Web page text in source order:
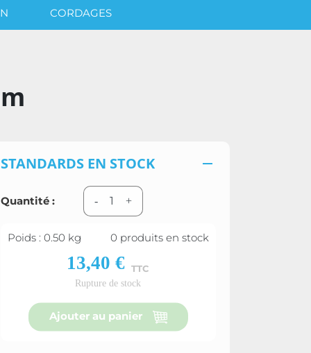
CORDAGES
STANDARDS EN STOCK 
Quantité : - +
Poids : 0.50 kg 0 produits en stock
13,40 € TTC
Rupture de stock
Ajouter au panier